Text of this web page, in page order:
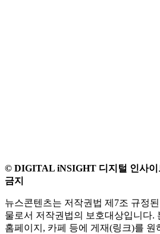
© DIGITAL iNSIGHT 디지털 인사이
금지
뉴스콘텐츠는 저작권법 제7조 규정
물로서 저작권법의 보호대상입니다.
홈페이지, 카페 등에 게재(링크)를